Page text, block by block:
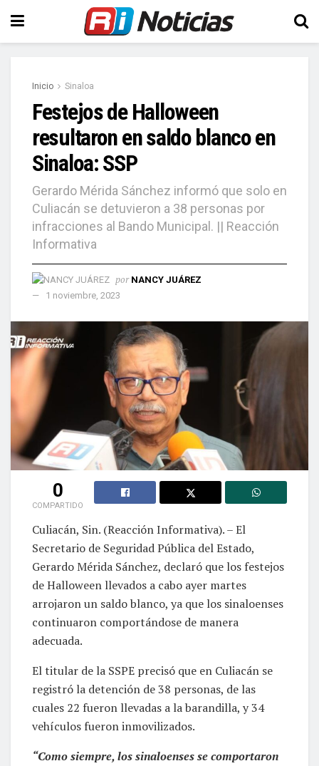
Inicio Sinaloa
Festejos de Halloween
resultaron en saldo blanco en
Sinaloa: SSP
Gerardo Mérida Sánchez informó que solo en
Culiacán se detuvieron a 38 personas por
infracciones al Bando Municipal. || Reacción
Informativa
por NANCY JUÁREZ
1 noviembre, 2023
0
COMPARTIDO
Culiacán, Sin. (Reacción Informativa). – El
Secretario de Seguridad Pública del Estado,
Gerardo Mérida Sánchez, declaró que los festejos
de Halloween llevados a cabo ayer martes
arrojaron un saldo blanco, ya que los sinaloenses
continuaron comportándose de manera
adecuada.
El titular de la SSPE precisó que en Culiacán se
registró la detención de 38 personas, de las
cuales 22 fueron llevadas a la barandilla, y 34
vehículos fueron inmovilizados.
“Como siempre, los sinaloenses se comportaron